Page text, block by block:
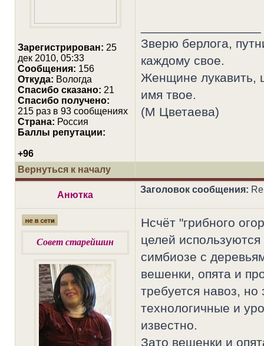
Зарегистрирован: 25
дек 2010, 05:33
Сообщения: 156
Откуда: Вологда
Cпасибо сказано: 21
Спасибо получено:
215 раз в 93 сообщениях
Страна: Россия
Баллы репутации:
+96
Зверю берлога,
каждому свое.
Женщине лукавить,
имя твое.
(М Цветаева)
Вернуться к началу
Анютка
Заголовок сообщения:
Совет старейшин
Нсчёт "грибного
целей
симбиозе с
вешенки, опята и
требуется навоз,
технологичные и
известно.
Зато вешенки и